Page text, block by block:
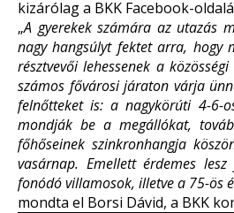
kizárólag a BKK Facebook-
„A gyerekek számára az utazás
nagy hangsúlyt fektet arra, hogy
résztvevői lehessenek a
számos fővárosi járaton várja
felnőtteket is: a nagykörúti 4-6-
mondják be a megállókat,
főhőseinek szinkronhangja
vasárnap. Emellett érdemes
fonódó villamosok, illetve a 75-ös
mondta el Borsi Dávid, a BKK